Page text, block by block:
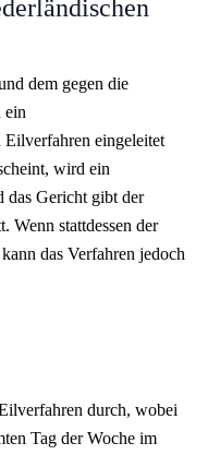
dem gegen die
ein
Eilverfahren eingeleitet
wird ein
das Gericht gibt der
Wenn stattdessen der
das Verfahren jedoch
durch, wobei
Tag der Woche im